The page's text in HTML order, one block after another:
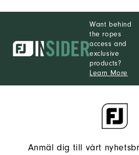
Want behind
the ropes
access and
exclusive
products?
Learn More
Anmäl dig till vårt